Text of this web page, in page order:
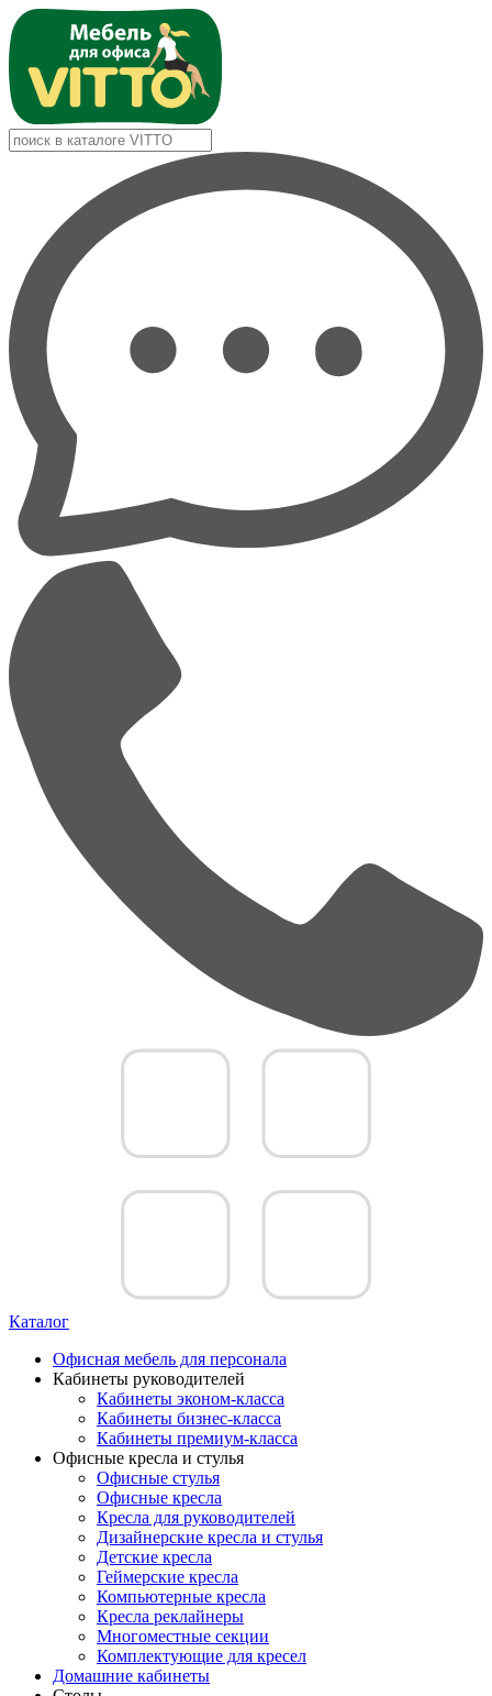
Каталог
Офисная мебель для персонала
Кабинеты руководителей
Кабинеты эконом-класса
Кабинеты бизнес-класса
Кабинеты премиум-класса
Офисные кресла и стулья
Офисные стулья
Офисные кресла
Кресла для руководителей
Дизайнерские кресла и стулья
Детские кресла
Геймерские кресла
Компьютерные кресла
Кресла реклайнеры
Многоместные секции
Комплектующие для кресел
Домашние кабинеты